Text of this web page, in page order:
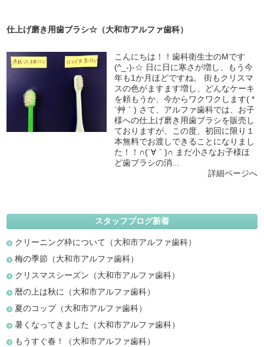
仕上げ磨き用歯ブラシ☆（大和市アルファ歯科）
こんにちは！！歯科衛生士のMです
(^_-)-☆ 日に日に寒さが増し、もう今
年も1か月ほどですね。 街もクリスマ
スの色がますます増し、どんなケーキ
を頼もうか、今からワクワクします( *
´艸｀) さて、アルファ歯科では、お子
様への仕上げ磨き用歯ブラシを販売し
ておりますが、この度、初回に限り１
本無料でお渡しできることになりまし
た！！∩(´∀｀)∩ まだ小さなお子様ほ
ど歯ブラシの消...
詳細ページへ
スタッフブログ新着
クリーニング枠について（大和市アルファ歯科）
梅の季節（大和市アルファ歯科）
クリスマスシーズン（大和市アルファ歯科）
暦の上は秋に（大和市アルファ歯科）
夏のコップ（大和市アルファ歯科）
暑くなってきました（大和市アルファ歯科）
もうすぐ春！（大和市アルファ歯科）